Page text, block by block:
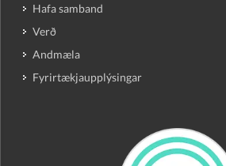
Hafa samband
Verð
Andmæla
Fyrirtækjaupplýsingar